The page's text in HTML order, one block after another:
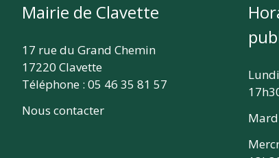
Mairie de Clavette
17 rue du Grand Chemin
17220 Clavette
Téléphone : 05 46 35 81 57
Nous contacter